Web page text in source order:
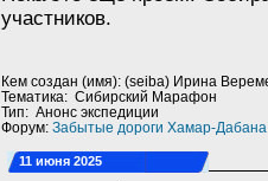
участников.
Кем создан (имя): (seiba) Ирина
Тематика: Сибирский Марафон
Тип: Анонс экспедиции
Форум:Забытые дороги Хамар-Дабана
11 июня 2025